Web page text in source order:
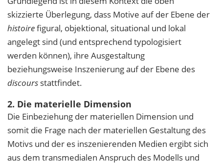
skizzierte Überlegung, dass Motive auf der Ebene der
histoirefigural, objektional, situational und lokal
angelegt sind (und entsprechend typologisiert
werden können), ihre Ausgestaltung
beziehungsweise Inszenierung auf der Ebene des
discours stattfindet.
2. Die materielle Dimension
Die Einbeziehung der materiellen Dimension und
somit die Frage nach der materiellen Gestaltung des
Motivs und der es inszenierenden Medien ergibt sich
aus dem transmedialen Anspruch des Modells und